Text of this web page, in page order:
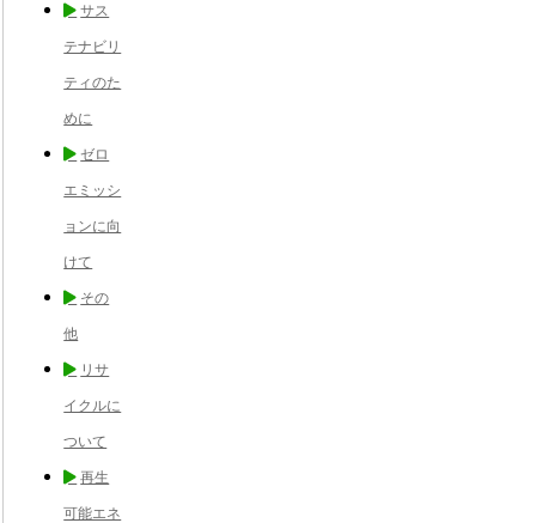
サス
テナビリ
ティのた
めに
ゼロ
エミッシ
ョンに向
けて
その
他
リサ
イクルに
ついて
再生
可能エネ